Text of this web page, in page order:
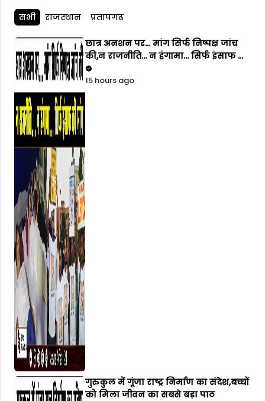
सभी राजस्थान प्रतापगढ़
छात्र अनशन पर... मांग सिर्फ निष्पक्ष जांच
की,न राजनीति... न हंगामा... सिर्फ इंसाफ की
मांग
15 hours ago
गुरुकुल में गूंजा राष्ट्र निर्माण का संदेश,बच्चों
को मिला जीवन का सबसे बड़ा पाठ